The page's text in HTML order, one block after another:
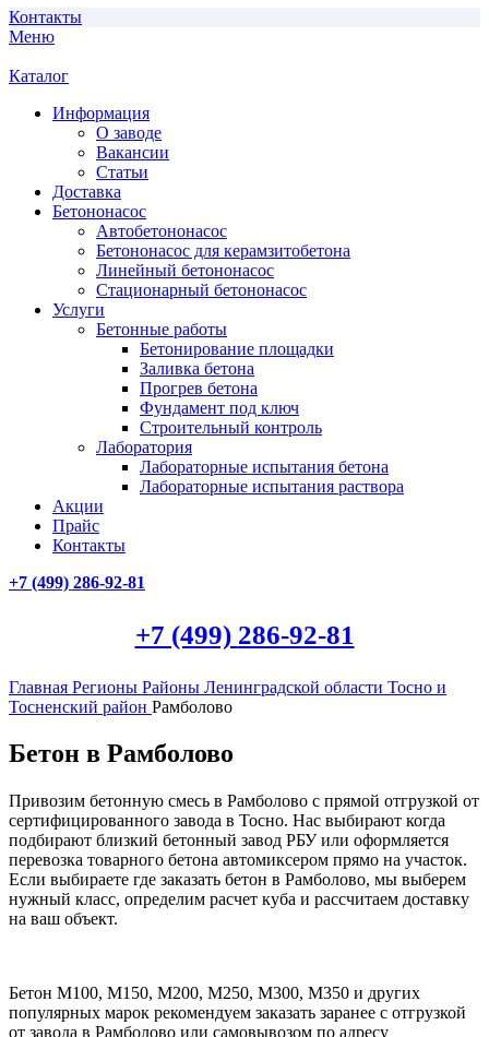
Контакты
Меню
Каталог
Информация
О заводе
Вакансии
Статьи
Доставка
Бетононасос
Автобетононасос
Бетононасос для керамзитобетона
Линейный бетононасос
Стационарный бетононасос
Услуги
Бетонные работы
Бетонирование площадки
Заливка бетона
Прогрев бетона
Фундамент под ключ
Строительный контроль
Лаборатория
Лабораторные испытания бетона
Лабораторные испытания раствора
Акции
Прайс
Контакты
+7 (499) 286-92-81
+7 (499) 286-92-81
Главная Регионы Районы Ленинградской области Тосно и
Тосненский район Рамболово
Бетон в Рамболово
Привозим бетонную смесь в Рамболово с прямой отгрузкой от
сертифицированного завода в Тосно. Нас выбирают когда
подбирают близкий бетонный завод РБУ или оформляется
перевозка товарного бетона автомиксером прямо на участок.
Если выбираете где заказать бетон в Рамболово, мы выберем
нужный класс, определим расчет куба и рассчитаем доставку
на ваш объект.
Бетон М100, М150, М200, М250, М300, М350 и других
популярных марок рекомендуем заказать заранее с отгрузкой
от завода в Рамболово или самовывозом по адресу